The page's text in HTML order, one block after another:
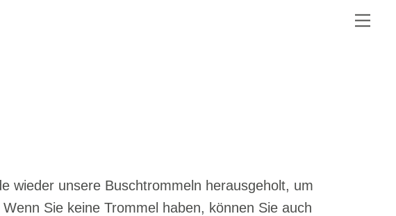
wieder unsere Buschtrommeln herausgeholt, um
Sie keine Trommel haben, können Sie auch